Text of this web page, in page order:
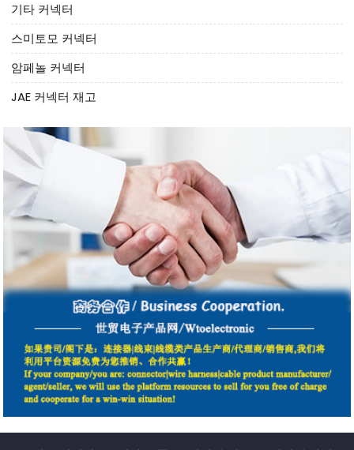
기타 커넥터
스미토모 커넥터
암페놀 커넥터
JAE 커넥터 재고